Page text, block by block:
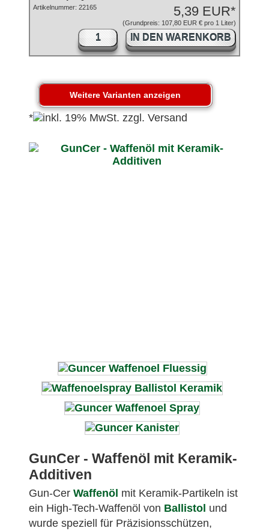
5,39 EUR*
(Grundpreis: 107,80 EUR € pro 1 Liter)
Artikelnummer: 22165
IN DEN WARENKORB
*
GunCer - Waffenöl mit Keramik-
Additiven
Gun-Cer Waffenöl mit Keramik-Partikeln ist
ein High-Tech-Waffenöl von Ballistol und
wurde speziell für Präzisionsschützen,